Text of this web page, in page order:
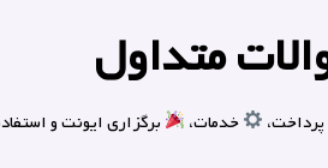
متداول
پرداخت، خدمات، برگزاری ایونت و